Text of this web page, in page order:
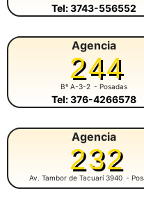
Tel: 3743-556552
Agencia
244
Bº A-3-2 - Posadas
Tel: 376-4266578
Agencia
232
Av. Tambor de Tacuarí 3940 -